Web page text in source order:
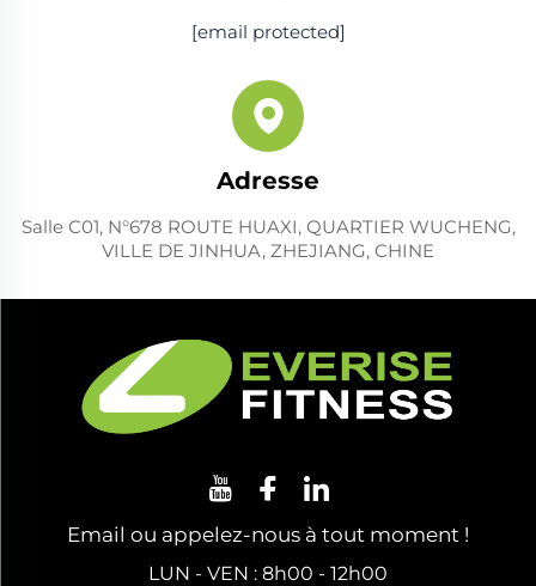
[email protected]
Adresse
Salle C01, N°678 ROUTE HUAXI, QUARTIER WUCHENG,
VILLE DE JINHUA, ZHEJIANG, CHINE
Email ou appelez-nous à tout moment !
LUN - VEN : 8h00 - 12h00